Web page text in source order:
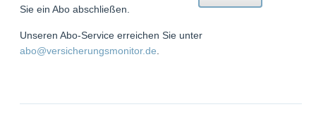
Sie ein Abo abschließen.
Unseren Abo-Service erreichen Sie unter
abo@versicherungsmonitor.de